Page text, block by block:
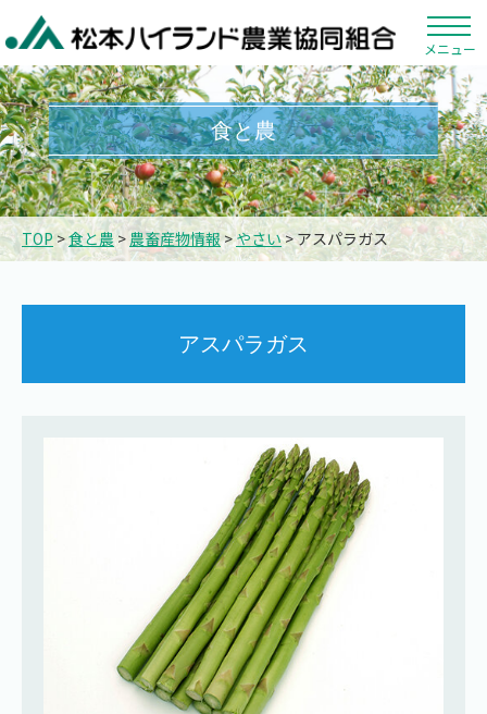
メニュー
食と農
TOP >食と農> 農畜産物情報>やさい> アスパラガス
アスパラガス